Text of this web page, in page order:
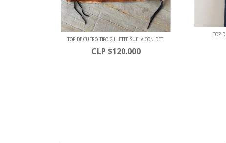
TOP DE CUERO TIPO GILLETTE SUELA CON DET...
$120.000
TOP